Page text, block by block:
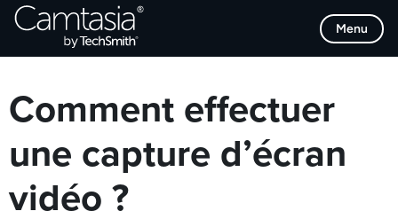
Passer
directement
Menu
Browse Categories
Comment effectuer
une capture d’écran
vidéo ?